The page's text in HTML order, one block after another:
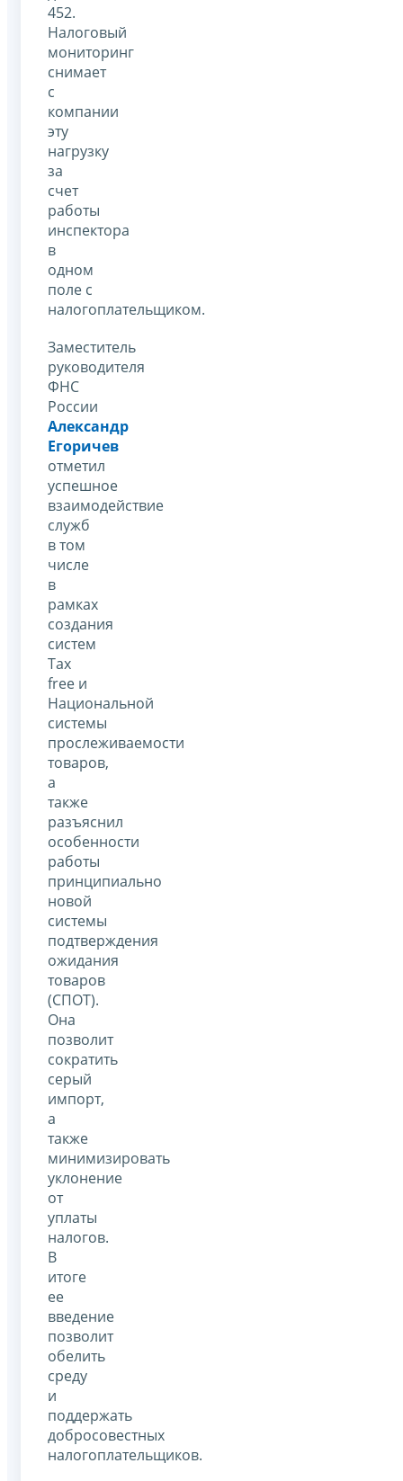
452.
Налоговый
мониторинг
снимает
с
компании
эту
нагрузку
за
счет
работы
инспектора
в
одном
поле с
налогоплательщиком.
Заместитель
руководителя
ФНС
России
Александр
Егоричев
отметил
успешное
взаимодействие
служб
в том
числе
в
рамках
создания
систем
Tax
free и
Национальной
системы
прослеживаемости
товаров,
а
также
разъяснил
особенности
работы
принципиально
новой
системы
подтверждения
ожидания
товаров
(СПОТ).
Она
позволит
сократить
серый
импорт,
а
также
минимизировать
уклонение
от
уплаты
налогов.
В
итоге
ее
введение
позволит
обелить
среду
и
поддержать
добросовестных
налогоплательщиков.